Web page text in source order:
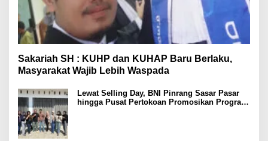
Sakariah SH : KUHP dan KUHAP Baru Berlaku,
Masyarakat Wajib Lebih Waspada
Lewat Selling Day, BNI Pinrang Sasar Pasar
hingga Pusat Pertokoan Promosikan Program